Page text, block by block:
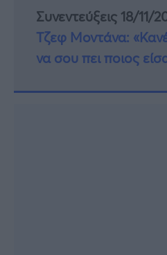
Συνεντεύξεις 18/11/
Τζεφ Μοντάνα:
να σου πει ποιος